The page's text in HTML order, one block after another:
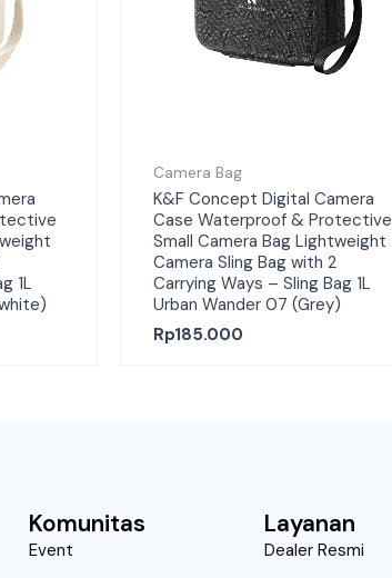
1L
Camera Bag
K&F Concept Digital Camera
Case Waterproof & Protective
Small Camera Bag Lightweight
Camera Sling Bag with 2
Carrying Ways – Sling Bag 1L
Urban Wander 07 (Grey)
Rp185.000
Komunitas
Event
Layanan
Dealer Resmi